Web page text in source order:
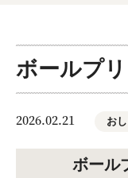
ボールプ
2026.02.21 お
ボール